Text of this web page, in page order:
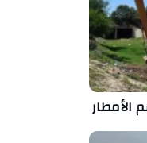
الأمطار